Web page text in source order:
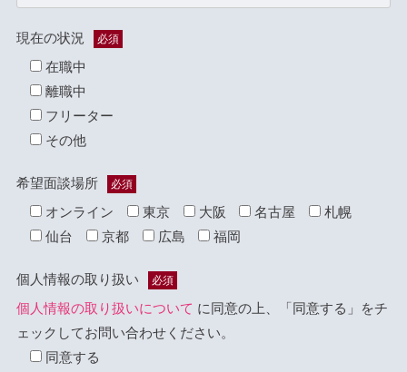
現在の状況 必須
在職中
離職中
フリーター
その他
希望面談場所 必須
オンライン 東京 大阪 名古屋
札幌
仙台
京都 広島 福岡
個人情報の取り扱い 必須
個人情報の取り扱いについて に同意の上、「同意する」をチ
ェックしてお問い合わせください。
同意する